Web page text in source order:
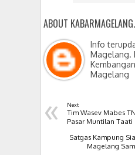
ABOUT
Info
Magelang.
Magelang
« Next
Tim Wasev Mabes
Pasar Muntilan Taati
Satgas Kampung
Magelang